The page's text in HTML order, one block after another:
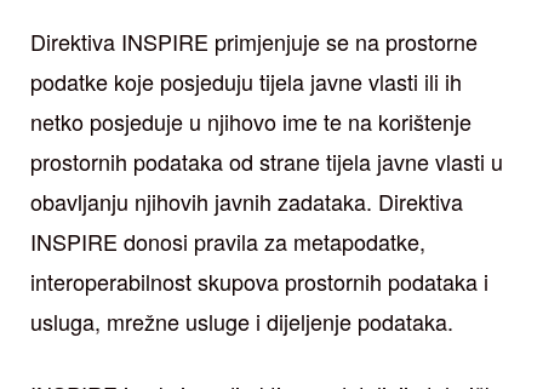
Direktiva INSPIRE primjenjuje se na prostorne
podatke koje posjeduju tijela javne vlasti ili ih
netko posjeduje u njihovo ime te na korištenje
prostornih podataka od strane tijela javne vlasti u
obavljanju njihovih javnih zadataka. Direktiva
INSPIRE donosi pravila za metapodatke,
interoperabilnost skupova prostornih podataka i
usluga, mrežne usluge i dijeljenje podataka.